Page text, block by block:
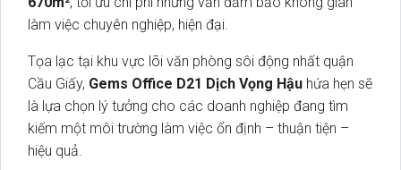
làm việc chuyên nghiệp, hiện đại.
Tọa lạc tại khu vực lõi văn phòng sôi động nhất quận
Cầu Giấy, Gems Office D21 Dịch Vọng Hậu hứa hẹn sẽ
là lựa chọn lý tưởng cho các doanh nghiệp đang tìm
kiếm một môi trường làm việc ổn định – thuận tiện –
hiệu quả.